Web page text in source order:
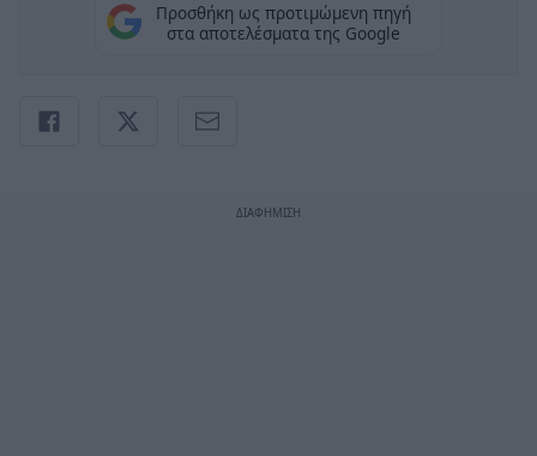
Προσθήκη ως προτιμώμενη πηγή
στα αποτελέσματα της Google